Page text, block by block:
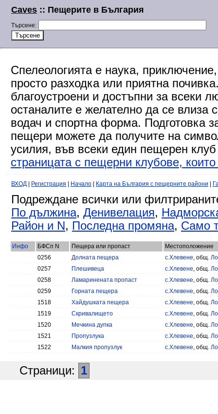
Caves :: Пещерите в България
Търсене:
Спелеологията е наука,
просто разходка или приятна
благоустроени и достъпни за всеки
останалите е желателно да се влиза
водач и спортна форма. Подготовка
пещери можете да получите на
усилия, във всеки един пещерен
страницата с пещерни клубове,
ВХОД Регистрация Начало Карта на България с пещерните райони
Подреждане всички или
По дължина, Денивелация,
Район и N, Последна промяна, Само
Инфо БФСп N Пещера или пропаст
Местоположение
0256
Долната пещера с.Хлевене, общ.
0257
Плешивеца с.Хлевене, общ.
0258
Ламаринената пропаст с.Хлевене, общ.
0259
Горната пещера с.Хлевене, общ.
1518
Хайдушката пещера с.Хлевене, общ.
1519
Скривалището с.Хлевене, общ.
1520
Мечкина дупка с.Хлевене, общ.
1521
Пропузлука с.Хлевене, общ.
1522
Малкия пропузлук с.Хлевене, общ.
Страници: 1